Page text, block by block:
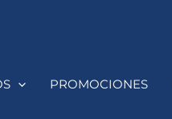
PROMOCIONES